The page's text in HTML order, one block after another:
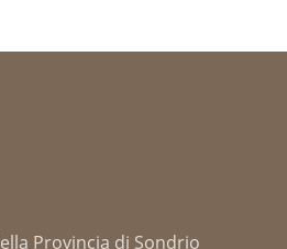
Provincia di Sondrio